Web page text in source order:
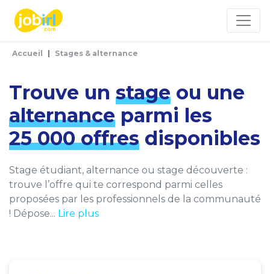
Accueil Stages & alternance
Trouve un stage ou une
alternance parmi les
25 000 offres disponibles
Stage étudiant, alternance ou stage découverte :
trouve l’offre qui te correspond parmi celles
proposées par les professionnels de la communauté
! Dépose... Lire plus
Panneau de gestion des cookies